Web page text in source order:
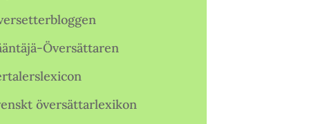
Översättaren
översättarlexikon